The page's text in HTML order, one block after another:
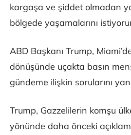
kargaşa ve şiddet olmadan
bölgede yaşamalarını
ABD Başkanı Trump,
dönüşünde uçakta basın
gündeme ilişkin sorularını
Trump, Gazzelilerin komşu
yönünde daha önceki